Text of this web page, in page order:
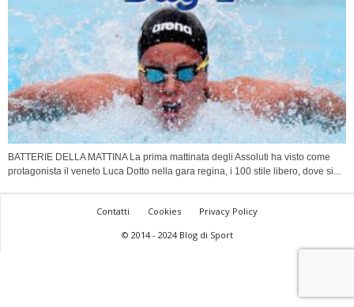
BATTERIE DELLA MATTINA La prima mattinata degli Assoluti ha visto come
protagonista il veneto Luca Dotto nella gara regina, i 100 stile libero, dove si...
Contatti Cookies
Privacy Policy
© 2014 - 2024 Blog di Sport